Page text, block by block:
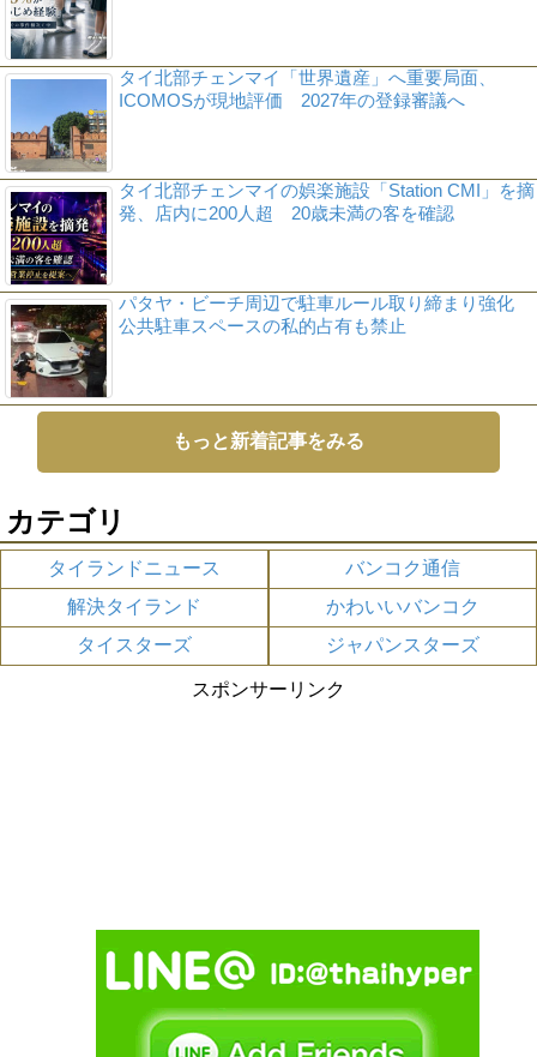
タイ北部チェンマイ「世界遺産」へ重要局面、
ICOMOSが現地評価 2027年の登録審議へ
タイ北部チェンマイの娯楽施設「Station CMI」を摘
発、店内に200人超 20歳未満の客を確認
パタヤ・ビーチ周辺で駐車ルール取り締まり強化
公共駐車スペースの私的占有も禁止
もっと新着記事をみる
カテゴリ
タイランドニュース
バンコク通信
解決タイランド
かわいいバンコク
タイスターズ
ジャパンスターズ
スポンサーリンク